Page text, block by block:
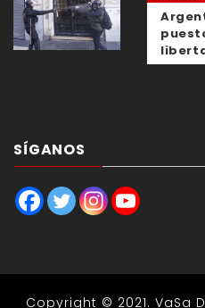
SÍGANOS
Copyright © 2021. VaSa